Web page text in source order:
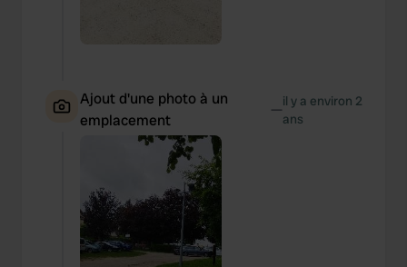
Ajout d'une photo à un
emplacement
—il y a environ 2
ans